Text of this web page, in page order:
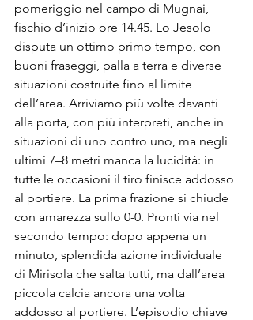
pomeriggio nel campo di Mugnai,
fischio d’inizio ore 14.45. Lo Jesolo
disputa un ottimo primo tempo, con
buoni fraseggi, palla a terra e diverse
situazioni costruite fino al limite
dell’area. Arriviamo più volte davanti
alla porta, con più interpreti, anche in
situazioni di uno contro uno, ma negli
ultimi 7–8 metri manca la lucidità: in
tutte le occasioni il tiro finisce addosso
al portiere. La prima frazione si chiude
con amarezza sullo 0-0. Pronti via nel
secondo tempo: dopo appena un
minuto, splendida azione individuale
di Mirisola che salta tutti, ma dall’area
piccola calcia ancora una volta
addosso al portiere. L’episodio chiave